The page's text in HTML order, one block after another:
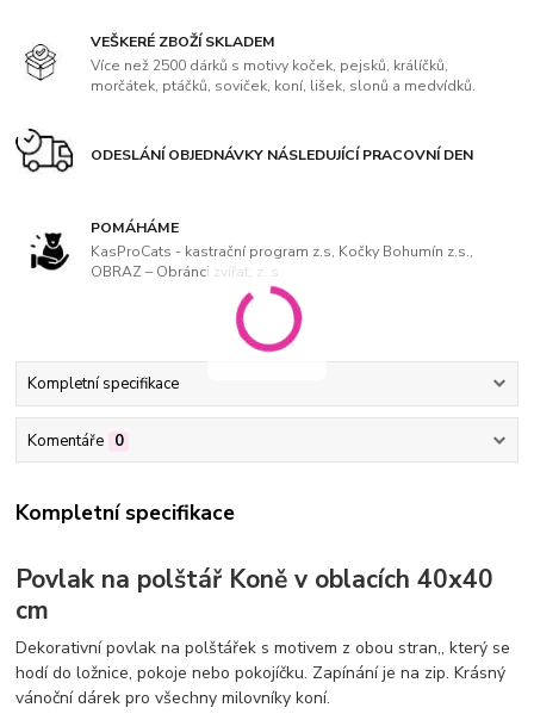
VEŠKERÉ ZBOŽÍ SKLADEM
Více než 2500 dárků s motivy koček, pejsků, králíčků,
morčátek, ptáčků, soviček, koní, lišek, slonů a medvídků.
ODESLÁNÍ OBJEDNÁVKY NÁSLEDUJÍCÍ PRACOVNÍ DEN
POMÁHÁME
KasProCats - kastrační program z.s, Kočky Bohumín z.s.,
OBRAZ – Obránci zvířat, z. s
Kompletní specifikace
Komentáře 0
Kompletní specifikace
Povlak na polštář Koně v oblacích 40x40
cm
Dekorativní povlak na polštářek s motivem z obou stran,, který se
hodí do ložnice, pokoje nebo pokojíčku. Zapínání je na zip. Krásný
vánoční dárek pro všechny milovníky koní.